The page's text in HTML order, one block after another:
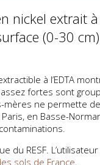
nickel extrait à
(0-30
à l’EDTA
fortes sont
ne permette de
en Basse-
du RESF. L’utilisateur
sols de France.